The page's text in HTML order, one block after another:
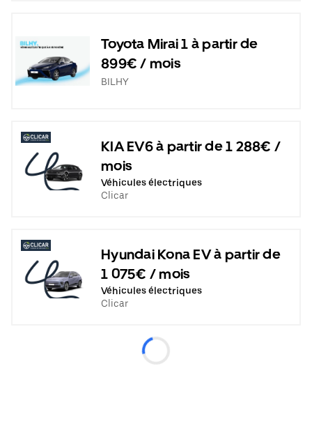
Toyota Mirai 1 à partir de
899€ / mois
BILHY
KIA EV6 à partir de 1 288€ /
mois
Véhicules électriques
Clicar
Hyundai Kona EV à partir de
1 075€ / mois
Véhicules électriques
Clicar